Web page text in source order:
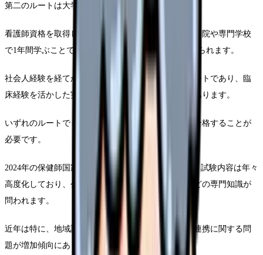
第二のルートは大学院・専門学校ルートです。
看護師資格を取得した後、保健師養成課程のある大学院や専門学校
で1年間学ぶことで、保健師国家試験の受験資格を得られます。
社会人経験を経てから保健師を目指す方に適したルートであり、臨
床経験を活かした実践的な保健活動ができる強みがあります。
いずれのルートでも、最終的には保健師国家試験に合格することが
必要です。
2024年の保健師国家試験の合格率は約90%でしたが、試験内容は年々
高度化しており、公衆衛生学や疫学、保健統計学などの専門知識が
問われます。
近年は特に、地域診断能力や健康危機管理、多職種連携に関する問
題が増加傾向にあります。